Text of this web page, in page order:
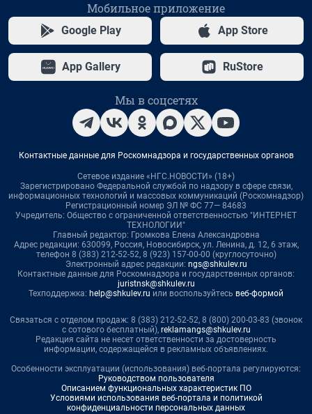
Мобильное приложение
Google Play App Store
App Gallery RuStore
Мы в соцсетях
Контактные данные для Роскомнадзора и государственных органов
Сетевое издание «НГС.НОВОСТИ» (18+)
Зарегистрировано Федеральной службой по надзору в сфере связи,
информационных технологий и массовых коммуникаций (Роскомнадзор)
Регистрационный номер ЭЛ № ФС 77— 84683
Учредитель: Общество с ограниченной ответственностью "ИНТЕРНЕТ
ТЕХНОЛОГИИ"
Главный редактор: Громкова Елена Александровна
Адрес редакции: 630099, Россия, Новосибирск, ул. Ленина, д. 12, 6 этаж,
телефон 8 (383) 212-52-52, 8 (923) 157-00-00 (круглосуточно)
Электронный адрес редакции: ngs@shkulev.ru
Контактные данные для Роскомнадзора и государственных органов:
juristnsk@shkulev.ru
Техподдержка: help@shkulev.ru или воспользуйтесь веб-формой
Связаться с отделом продаж: 8 (383) 212-52-52, 8 (800) 200-03-83 (звонок
с сотового бесплатный), reklamangs@shkulev.ru
Редакция сайта не несет ответственности за достоверность
информации, содержащейся в рекламных объявлениях.
Особенности эксплуатации (использования) веб-портала регулируются:
Руководством пользователя
Описанием функциональных характеристик ПО
Условиями использования веб-портала и политикой
конфиденциальности персональных данных